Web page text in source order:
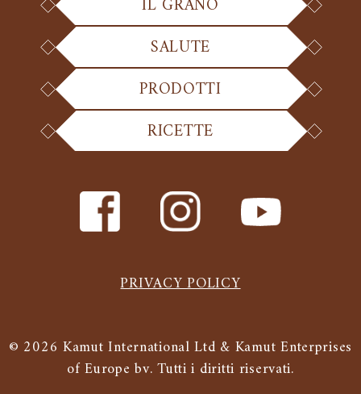
IL GRANO
SALUTE
PRODOTTI
RICETTE
PRIVACY POLICY
© 2026 Kamut International Ltd & Kamut Enterprises
of Europe bv. Tutti i diritti riservati.